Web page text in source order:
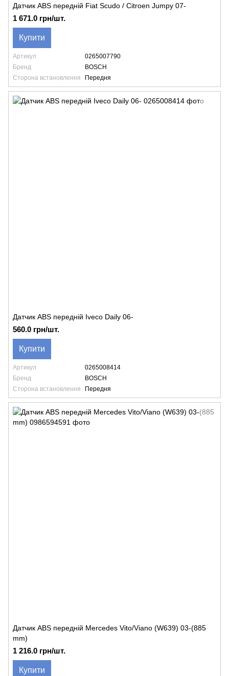
Датчик ABS передній Fiat Scudo / Citroen Jumpy 07-
1 671.0 грн/шт.
Купити
Артикул
0265007790
Бренд
BOSCH
Сторона встановлення
Передня
Датчик ABS передній Iveco Daily 06-
560.0 грн/шт.
Купити
Артикул
0265008414
Бренд
BOSCH
Сторона встановлення
Передня
Датчик ABS передній Mercedes Vito/Viano (W639) 03-(885
mm)
1 216.0 грн/шт.
Купити